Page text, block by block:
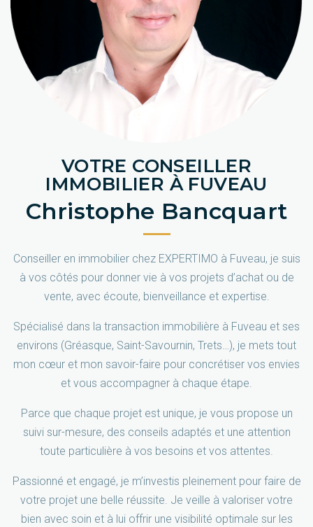
VOTRE CONSEILLER
IMMOBILIER À FUVEAU
Christophe Bancquart
Conseiller en immobilier chez EXPERTIMO à Fuveau, je suis
à vos côtés pour donner vie à vos projets d’achat ou de
vente, avec écoute, bienveillance et expertise.
Spécialisé dans la transaction immobilière à Fuveau et ses
environs (Gréasque, Saint-Savournin, Trets…), je mets tout
mon cœur et mon savoir-faire pour concrétiser vos envies
et vous accompagner à chaque étape.
Parce que chaque projet est unique, je vous propose un
suivi sur-mesure, des conseils adaptés et une attention
toute particulière à vos besoins et vos attentes.
Passionné et engagé, je m’investis pleinement pour faire de
votre projet une belle réussite. Je veille à valoriser votre
bien avec soin et à lui offrir une visibilité optimale sur les